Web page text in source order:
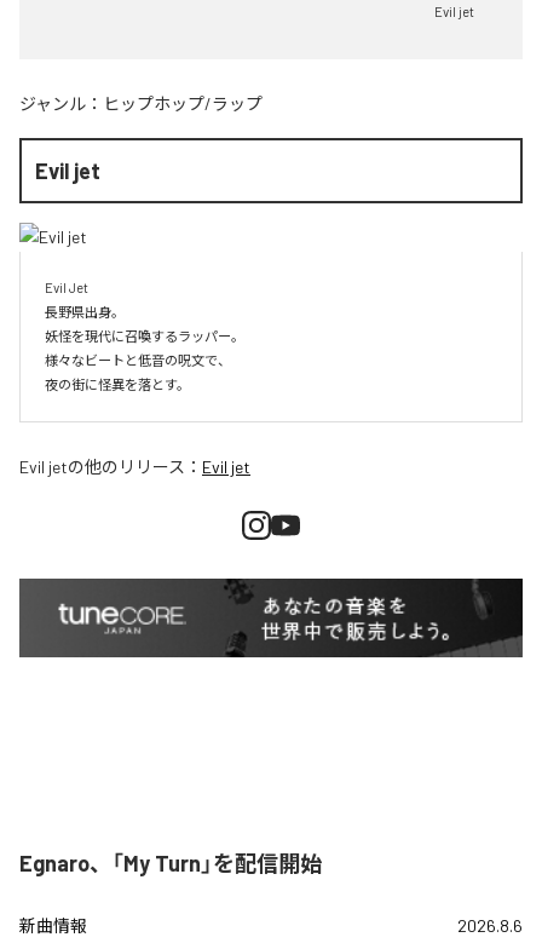
Evil jet
ジャンル： ヒップホップ/ラップ
Evil jet
Evil Jet
長野県出身。
妖怪を現代に召喚するラッパー。
様々なビートと低音の呪文で、
夜の街に怪異を落とす。
Evil jetの他のリリース： Evil jet
Egnaro、「My Turn」を配信開始
新曲情報 2026.8.6